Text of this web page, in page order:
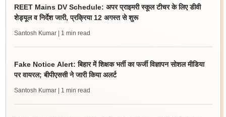
REET Mains DV Schedule: अपर प्राइमरी स्कूल टीचर के लिए डीवी
शेड्यूल व निर्देश जारी, प्रक्रिया 12 अगस्त से शुरू
Santosh Kumar | 1 min read
Fake Notice Alert: बिहार में शिक्षक भर्ती का फर्जी विज्ञापन सोशल मीडिया
पर वायरल; बीपीएससी ने जारी किया अलर्ट
Santosh Kumar | 1 min read